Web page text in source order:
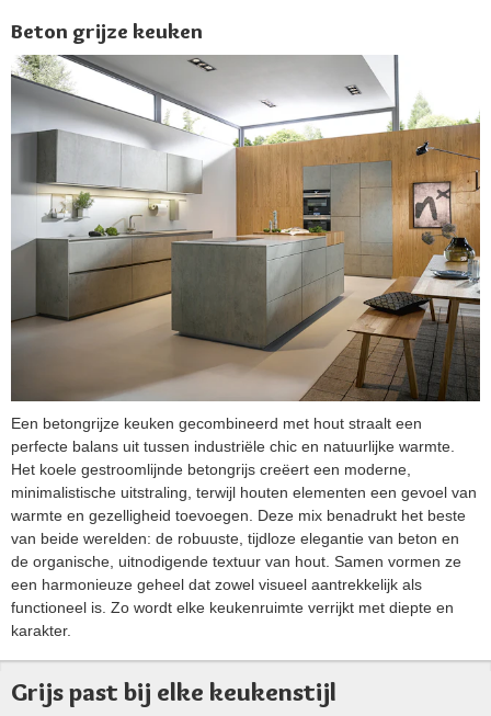
Beton grijze keuken
Een betongrijze keuken gecombineerd met hout straalt een
perfecte balans uit tussen industriële chic en natuurlijke warmte.
Het koele gestroomlijnde betongrijs creëert een moderne,
minimalistische uitstraling, terwijl houten elementen een gevoel van
warmte en gezelligheid toevoegen. Deze mix benadrukt het beste
van beide werelden: de robuuste, tijdloze elegantie van beton en
de organische, uitnodigende textuur van hout. Samen vormen ze
een harmonieuze geheel dat zowel visueel aantrekkelijk als
functioneel is. Zo wordt elke keukenruimte verrijkt met diepte en
karakter.
Grijs past bij elke keukenstijl